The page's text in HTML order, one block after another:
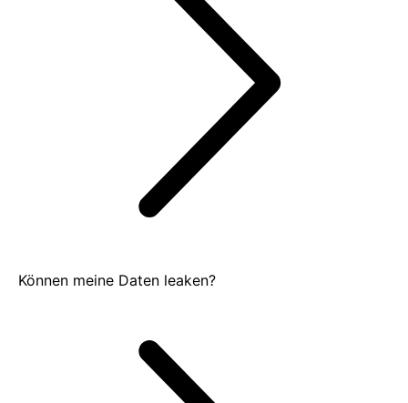
Können meine Daten leaken?